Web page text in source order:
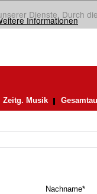
Dienste. Durch
Informationen
Zeitg. Musik
Nachname*